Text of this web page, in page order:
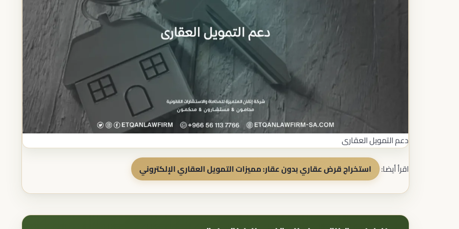
دعم التمويل العقارى
اقرأ أيضا:
استخراج قرض عقاري بدون عقار: مميزات التمويل العقاري الإلكتروني